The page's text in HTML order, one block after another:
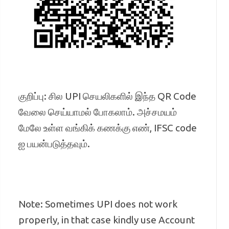
குறிப்பு: சில UPI செயலிகளில் இந்த QR Code
வேலை செய்யாமல் போகலாம். அச்சமயம்
மேலே உள்ள வங்கிக் கணக்கு எண், IFSC code
ஐ பயன்படுத்தவும்.
Note: Sometimes UPI does not work
properly, in that case kindly use Account